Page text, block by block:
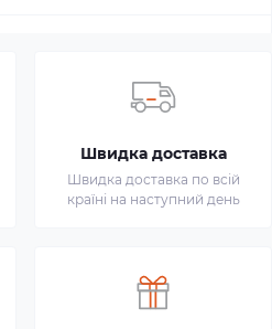
Швидка доставка
Швидка доставка по всій
країні на наступний день